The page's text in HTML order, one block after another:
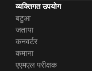
व्यक्तिगत उपयोग
बटुआ
जताया
कनवर्टर
कमाना
एएमएल परीक्षक